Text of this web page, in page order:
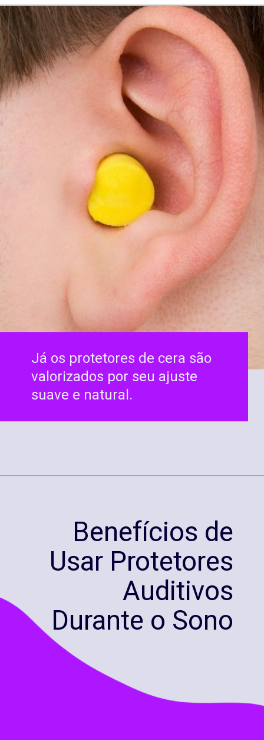
Já os protetores de cera são
valorizados por seu ajuste
suave e natural.
Benefícios de
Usar Protetores
Auditivos
Durante o Sono